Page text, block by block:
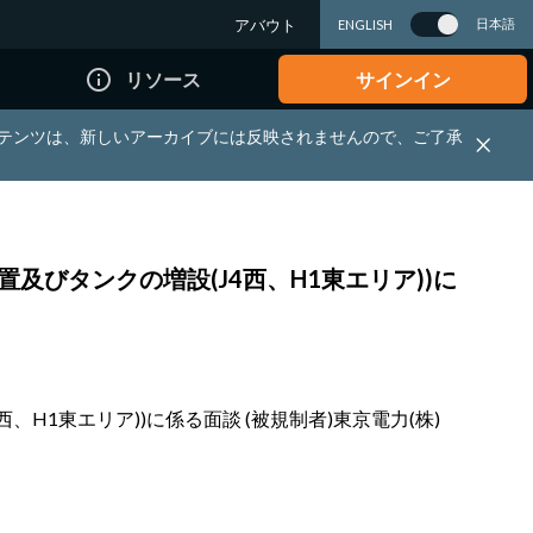
アバウト ENGLISH 日本語
info_outline リソース サインイン
ンツは、新しいアーカイブには反映されませんので、ご了承
及びタンクの増設(J4西、H1東エリア))に
H1東エリア))に係る面談 (被規制者)東京電力(株)